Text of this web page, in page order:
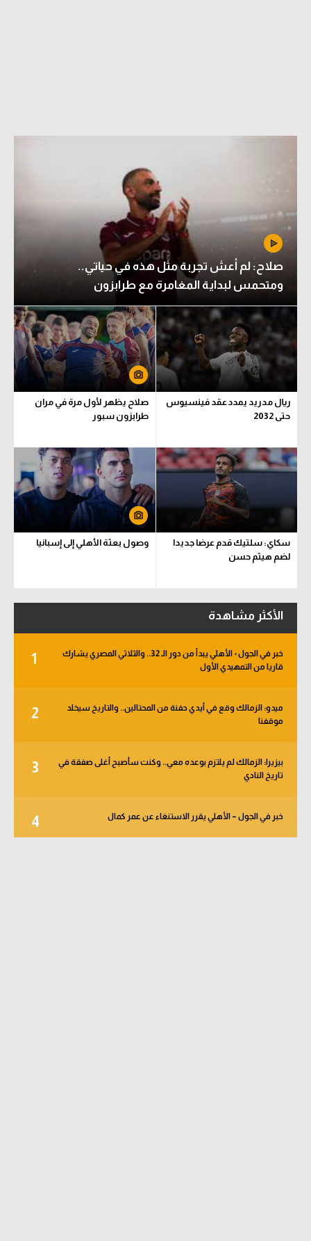
صلاح: لم أعش تجربة مثل هذه في حياتي..
ومتحمس لبداية المغامرة مع طرابزون
ريال مدريد يمدد عقد فينسيوس
حتى 2032
صلاح يظهر لأول مرة في مران
طرابزون سبور
سكاي: سلتيك قدم عرضا جديدا
لضم هيثم حسن
وصول بعثة الأهلي إلى إسبانيا
الأكثر مشاهدة
1
خبر في الجول - الأهلي يبدأ من دور الـ 32.. والثلاثي المصري يشارك
قاريا من التمهيدي الأول
2
ميدو: الزمالك وقع في أيدي حفنة من المحتالين.. والتاريخ سيخلد
موقفنا
3
بيزيرا: الزمالك لم يلتزم بوعده معي.. وكنت سأصبح أغلى صفقة في
تاريخ النادي
4 خبر في الجول – الأهلي يقرر الاستنغاء عن عمر كمال